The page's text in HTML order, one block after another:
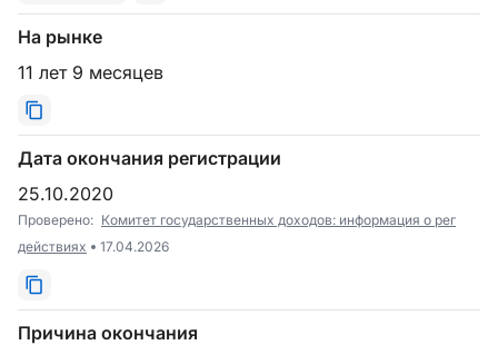
На рынке
11 лет 9 месяцев
Дата окончания регистрации
25.10.2020
Проверено: Комитет государственных доходов: информация о рег
действиях
17.04.2026
Причина окончания